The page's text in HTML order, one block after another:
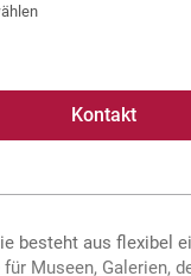
Kontakt
besteht aus flexibel
Museen, Galerien,